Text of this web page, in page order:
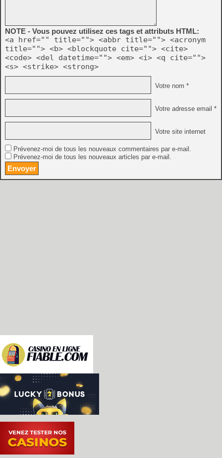
NOTE - Vous pouvez utilisez ces tags et attributs HTML:
<a href="" title=""> <abbr title=""> <acronym
title=""> <b> <blockquote cite=""> <cite>
<code> <del datetime=""> <em> <i> <q cite="">
<s> <strike> <strong>
Votre nom *
Votre adresse email *
Votre site internet
Prévenez-moi de tous les nouveaux commentaires par e-mail.
Prévenez-moi de tous les nouveaux articles par e-mail.